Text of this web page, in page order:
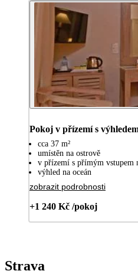
Pokoj v přízemí s
cca 37 m²
umístěn na ostrově
v přízemí s přímým vstupem
výhled na oceán
zobrazit podrobnosti
+1 240 Kč /pokoj
Strava